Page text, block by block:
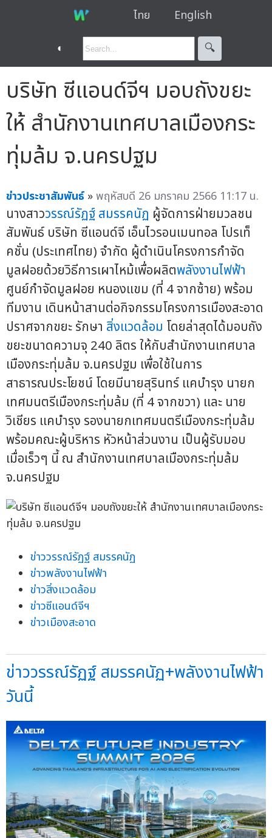
ไทย English
◐ 🔍︎
บริษัท ซีแอนด์จีฯ มอบถังขยะ
ให้ สำนักงานเทศบาลเมืองกระ
ทุ่มล้ม จ.นครปฐม
ข่าวประชาสัมพันธ์ »พฤหัสบดี 26 มกราคม 2566 11:17 น.
นางสาววรรณ์รัฏฐ์ สมรรคนัฏ ผู้จัดการฝ่ายมวลชน
สัมพันธ์ บริษัท ซีแอนด์จี เอ็นไวรอนเมนทอล โปรเท็
คชั่น (ประเทศไทย) จำกัด ผู้ดำเนินโครงการกำจัด
มูลฝอยด้วยวิธีการเผาไหม้เพื่อผลิตพลังงานไฟฟ้า
ศูนย์กำจัดมูลฝอย หนองแขม (ที่ 4 จากซ้าย) พร้อม
ทีมงาน เดินหน้าสานต่อกิจกรรมโครงการเมืองสะอาด
ปราศจากขยะ รักษา สิ่งแวดล้อม โดยล่าสุดได้มอบถัง
ขยะขนาดความจุ 240 ลิตร ให้กับสำนักงานเทศบาล
เมืองกระทุ่มล้ม จ.นครปฐม เพื่อใช้ในการ
สาธารณประโยชน์ โดยมีนายสุรินทร์ แคบำรุง นายก
เทศมนตรีเมืองกระทุ่มล้ม (ที่ 4 จากขวา) และ นาย
วิเชียร แคบำรุง รองนายกเทศมนตรีเมืองกระทุ่มล้ม
พร้อมคณะผู้บริหาร หัวหน้าส่วนงาน เป็นผู้รับมอบ
เมื่อเร็วๆ นี้ ณ สำนักงานเทศบาลเมืองกระทุ่มล้ม
จ.นครปฐม
ข่าววรรณ์รัฏฐ์ สมรรคนัฏ
ข่าวพลังงานไฟฟ้า
ข่าวสิ่งแวดล้อม
ข่าวซีแอนด์จีฯ
ข่าวเมืองสะอาด
ข่าววรรณ์รัฏฐ์ สมรรคนัฏ+พลังงานไฟฟ้า
วันนี้